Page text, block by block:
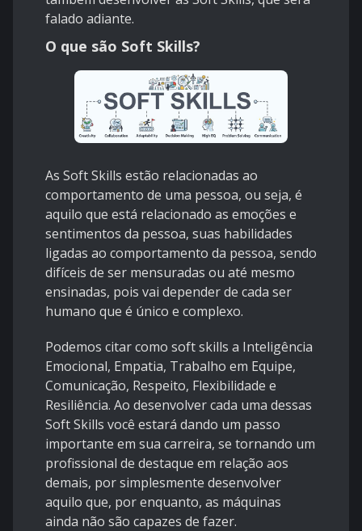
falado adiante.
O que são Soft Skills?
As Soft Skills estão relacionadas ao
comportamento de uma pessoa, ou seja, é
aquilo que está relacionado as emoções e
sentimentos da pessoa, suas habilidades
ligadas ao comportamento da pessoa, sendo
difíceis de ser mensuradas ou até mesmo
ensinadas, pois vai depender de cada ser
humano que é único e complexo.
Podemos citar como soft skills a Inteligência
Emocional, Empatia, Trabalho em Equipe,
Comunicação, Respeito, Flexibilidade e
Resiliência. Ao desenvolver cada uma dessas
Soft Skills você estará dando um passo
importante em sua carreira, se tornando um
profissional de destaque em relação aos
demais, por simplesmente desenvolver
aquilo que, por enquanto, as máquinas
ainda não são capazes de fazer.